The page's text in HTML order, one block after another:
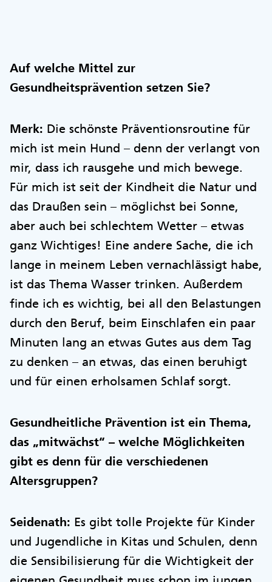
Auf welche Mittel zur
Gesundheitsprävention setzen Sie?
Merk: Die schönste Präventionsroutine für
mich ist mein Hund – denn der verlangt von
mir, dass ich rausgehe und mich bewege.
Für mich ist seit der Kindheit die Natur und
das Draußen sein – möglichst bei Sonne,
aber auch bei schlechtem Wetter – etwas
ganz Wichtiges! Eine andere Sache, die ich
lange in meinem Leben vernachlässigt habe,
ist das Thema Wasser trinken. Außerdem
finde ich es wichtig, bei all den Belastungen
durch den Beruf, beim Einschlafen ein paar
Minuten lang an etwas Gutes aus dem Tag
zu denken – an etwas, das einen beruhigt
und für einen erholsamen Schlaf sorgt.
Gesundheitliche Prävention ist ein Thema,
das „mitwächst“ – welche Möglichkeiten
gibt es denn für die verschiedenen
Altersgruppen?
Seidenath: Es gibt tolle Projekte für Kinder
und Jugendliche in Kitas und Schulen, denn
die Sensibilisierung für die Wichtigkeit der